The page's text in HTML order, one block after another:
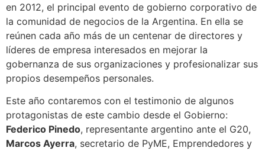
en 2012, el principal evento de gobierno corporativo de
la comunidad de negocios de la Argentina. En ella se
reúnen cada año más de un centenar de directores y
líderes de empresa interesados en mejorar la
gobernanza de sus organizaciones y profesionalizar sus
propios desempeños personales.
Este año contaremos con el testimonio de algunos
protagonistas de este cambio desde el Gobierno:
Federico Pinedo, representante argentino ante el G20,
Marcos Ayerra, secretario de PyME, Emprendedores y